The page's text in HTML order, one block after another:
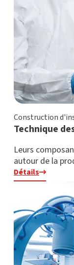
Construction
Technique
Leurs
autour de la
Détails